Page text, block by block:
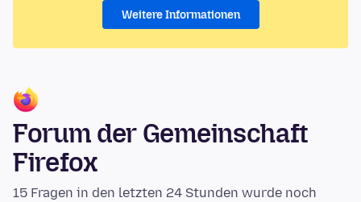
Weitere Informationen
Forum der Gemeinschaft
Firefox
15 Fragen in den letzten 24 Stunden wurde noch